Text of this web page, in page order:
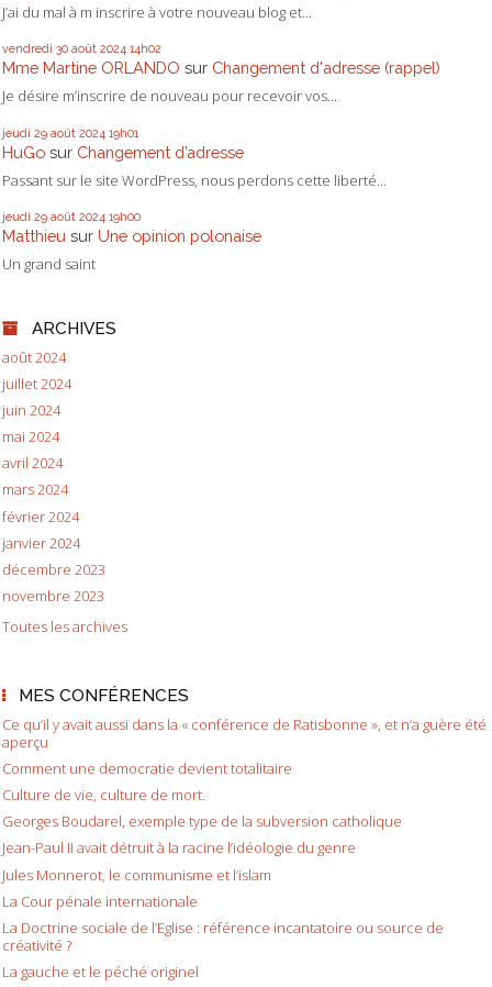
J’ai du mal à m inscrire à votre nouveau blog et...
vendredi 30 août 2024 14h02
Mme Martine ORLANDO sur Changement d'adresse (rappel)
Je désire m’inscrire de nouveau pour recevoir vos...
jeudi 29 août 2024 19h01
HuGo sur Changement d’adresse
Passant sur le site WordPress, nous perdons cette liberté...
jeudi 29 août 2024 19h00
Matthieu sur Une opinion polonaise
Un grand saint
ARCHIVES
août 2024
juillet 2024
juin 2024
mai 2024
avril 2024
mars 2024
février 2024
janvier 2024
décembre 2023
novembre 2023
Toutes les archives
MES CONFÉRENCES
Ce qu’il y avait aussi dans la « conférence de Ratisbonne », et n’a guère été
aperçu
Comment une democratie devient totalitaire
Culture de vie, culture de mort.
Georges Boudarel, exemple type de la subversion catholique
Jean-Paul II avait détruit à la racine l’idéologie du genre
Jules Monnerot, le communisme et l’islam
La Cour pénale internationale
La Doctrine sociale de l’Eglise : référence incantatoire ou source de
créativité ?
La gauche et le péché originel